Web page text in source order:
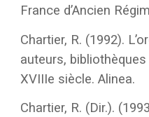
France d’Ancien
Chartier, R. (1992).
auteurs,
XVIIIe siècle. Alinea.
Chartier, R. (Dir.).